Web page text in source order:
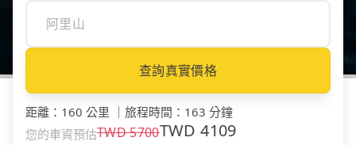
查詢真實價格
距離 ： 160 公里 旅程時間 ： 163 分鐘
您的車資預估TWD5700TWD4109